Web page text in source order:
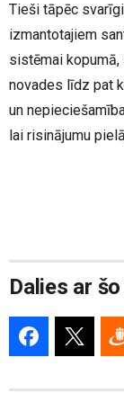
Tieši tāpēc
izmantotajiem
sistēmai
novades līdz pat
un
lai risinājumu
Dalies ar